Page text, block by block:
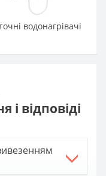
і відповіді
водонагрівачі